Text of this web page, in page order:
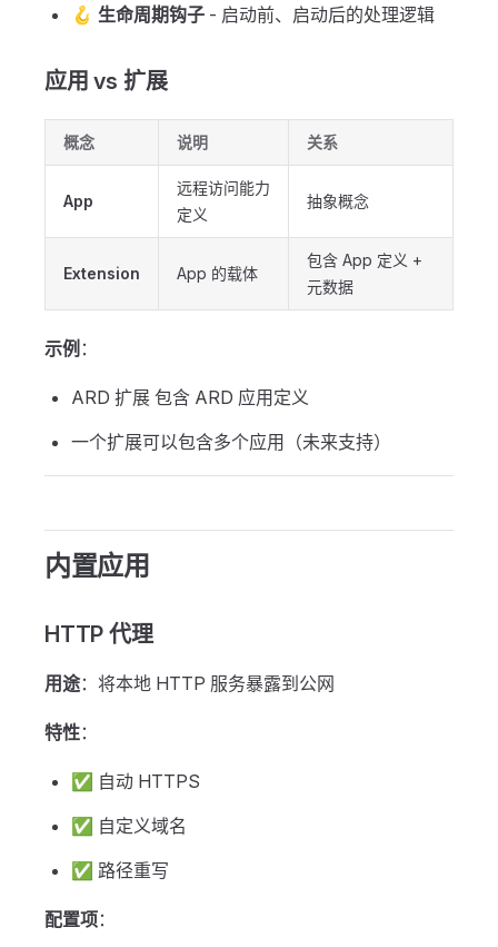
🪝 生命周期钩子 - 启动前、启动后的处理逻辑
应用 vs 扩展
概念 说明 关系
App
远程访问能力
定义
抽象概念
Extension App 的载体
包含 App 定义 +
元数据
示例 ：
ARD 扩展 包含 ARD 应用定义
一个扩展可以包含多个应用（未来支持）
内置应用
HTTP 代理
用途：将本地 HTTP 服务暴露到公网
特性：
✅ 自动 HTTPS
✅ 自定义域名
✅ 路径重写
配置项：